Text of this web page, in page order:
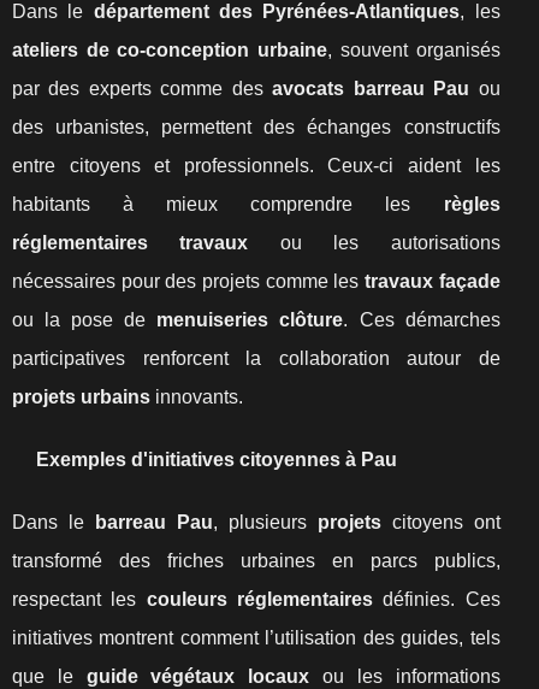
Dans le département des Pyrénées-Atlantiques, les
ateliers de co-conception urbaine, souvent organisés
par des experts comme desavocats barreau Pau ou
des urbanistes, permettent des échanges constructifs
entre citoyens et professionnels. Ceux-ci aident les
habitants à mieux comprendre les règles
réglementaires travaux ou les autorisations
nécessaires pour des projets comme les travaux façade
ou la pose de menuiseries clôture. Ces démarches
participatives renforcent la collaboration autour de
projets urbains innovants.
Exemples d'initiatives citoyennes à Pau
Dans le barreau Pau, plusieurs projetscitoyens ont
transformé des friches urbaines en parcs publics,
respectant les couleurs réglementairesdéfinies. Ces
initiatives montrent comment l’utilisation des guides, tels
que le guide végétaux locaux ou les informations